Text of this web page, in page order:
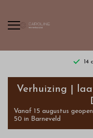
14
Mayoral
Jurk
Tule
Verhuizing |
Vanaf 15 augustus
50 in Barneveld